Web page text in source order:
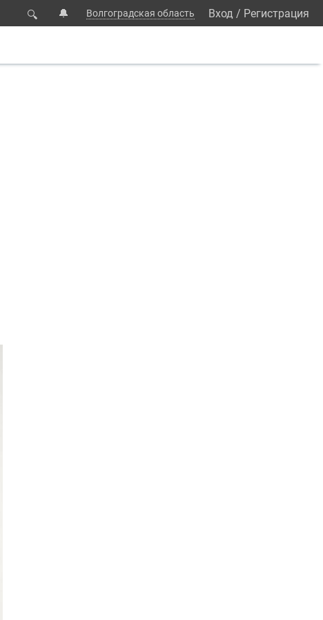
🔍 🔔 Волгоградская область Вход / Регистрация